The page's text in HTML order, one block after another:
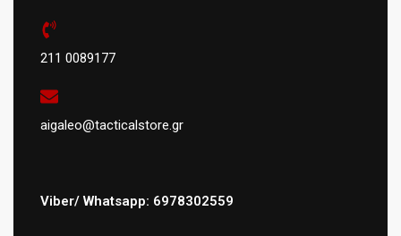
211 0089177
aigaleo@tacticalstore.gr
Viber/ Whatsapp: 6978302559